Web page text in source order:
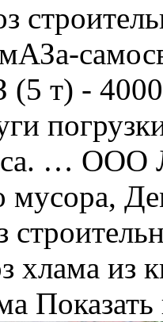
(5 т) -
…
мусора,
хлама из